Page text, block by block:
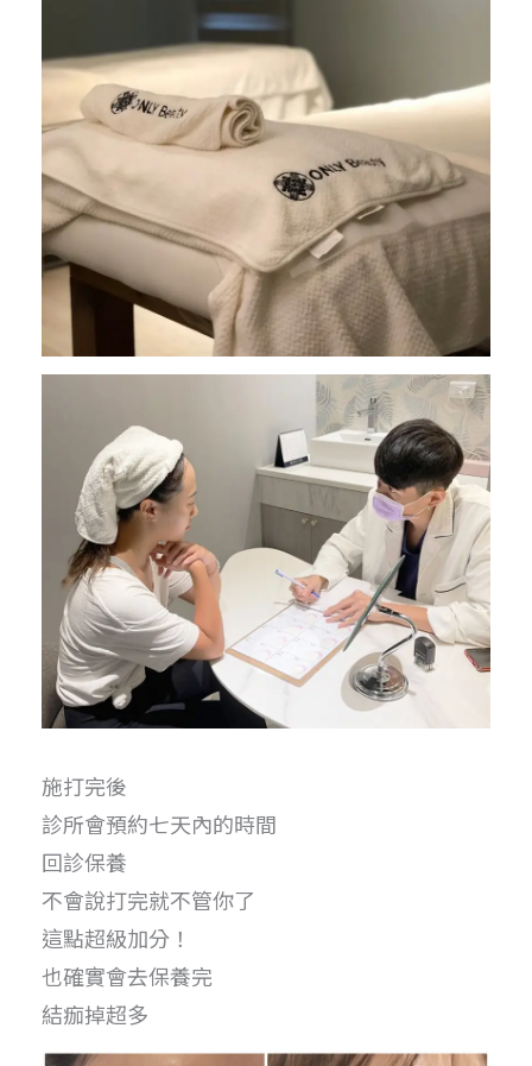
施打完後
診所會預約七天內的時間
回診保養
不會說打完就不管你了
這點超級加分！
也確實會去保養完
結痂掉超多